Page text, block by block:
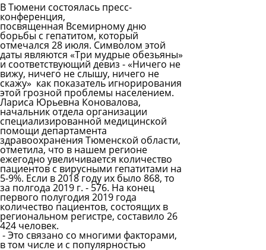
В Тюмени состоялась пресс-
конференция,
посвященная Всемирному дню
борьбы с гепатитом, который
отмечался 28 июля. Символом этой
даты являются «Три мудрые обезьяны»
и соответствующий девиз - «Ничего не
вижу, ничего не слышу, ничего не
скажу» как показатель игнорирования
этой грозной проблемы населением.
Лариса Юрьевна Коновалова,
начальник отдела организации
специализированной медицинской
помощи департамента
здравоохранения Тюменской области,
отметила, что в нашем регионе
ежегодно увеличивается количество
пациентов с вирусными гепатитами на
5-9%. Если в 2018 году их было 868, то
за полгода 2019 г. - 576. На конец
первого полугодия 2019 года
количество пациентов, состоящих в
региональном регистре, составило 26
424 человек.
- Это связано со многими факторами,
в том числе и с популярностью